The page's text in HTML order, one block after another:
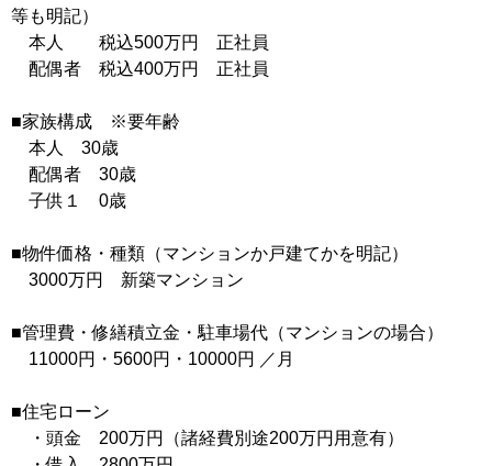
等も明記）
本人 税込500万円 正社員
配偶者 税込400万円 正社員
■家族構成 ※要年齢
本人 30歳
配偶者 30歳
子供１ 0歳
■物件価格・種類（マンションか戸建てかを明記）
3000万円 新築マンション
■管理費・修繕積立金・駐車場代（マンションの場合）
11000円・5600円・10000円 ／月
■住宅ローン
・頭金 200万円（諸経費別途200万円用意有）